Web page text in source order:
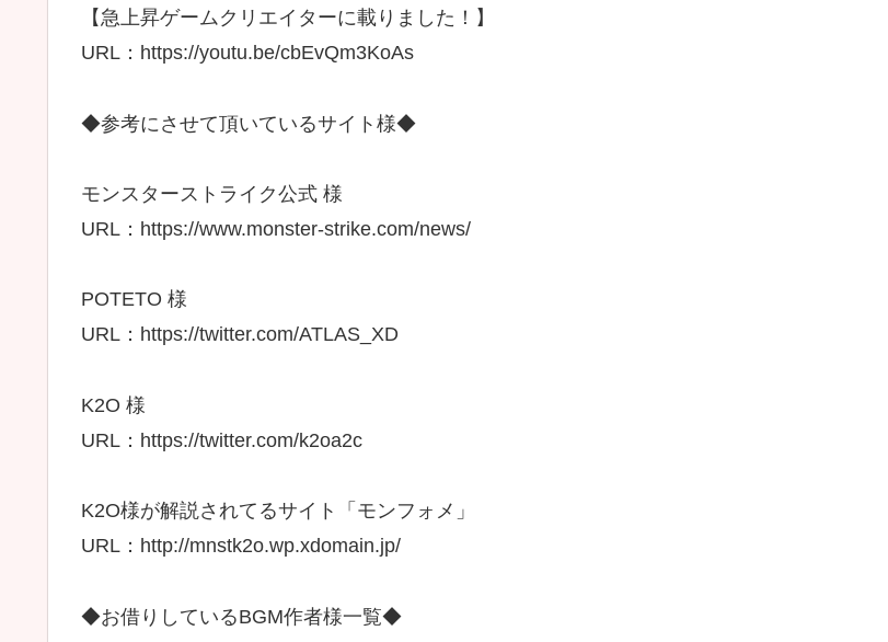
【急上昇ゲームクリエイターに載りました！】
URL：https://youtu.be/cbEvQm3KoAs
◆参考にさせて頂いているサイト様◆
モンスターストライク公式 様
URL：https://www.monster-strike.com/news/
POTETO 様
URL：https://twitter.com/ATLAS_XD
K2O 様
URL：https://twitter.com/k2oa2c
K2O様が解説されてるサイト「モンフォメ」
URL：http://mnstk2o.wp.xdomain.jp/
◆お借りしているBGM作者様一覧◆